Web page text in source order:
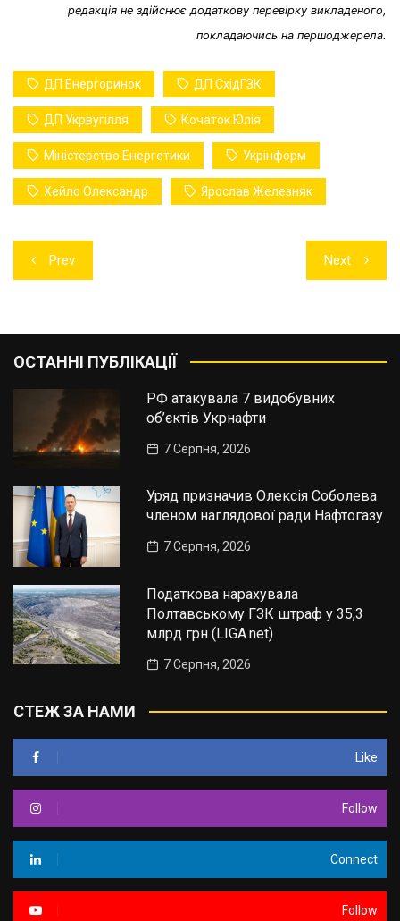
редакція не здійснює додаткову перевірку викладеного,
покладаючись на першоджерела.
ДП Енергоринок ДП СхідГЗК
ДП Укрвугілля Кочаток Юлія
Міністерство Енергетики Укрінформ
Хейло Олександр Ярослав Железняк
Навігація
записів
Prev Next
ОСТАННІ ПУБЛІКАЦІЇ
РФ атакувала 7 видобувних
об’єктів Укрнафти
7 Серпня, 2026
Уряд призначив Олексія Соболева
членом наглядової ради Нафтогазу
7 Серпня, 2026
Податкова нарахувала
Полтавському ГЗК штраф у 35,3
млрд грн (LIGA.net)
7 Серпня, 2026
СТЕЖ ЗА НАМИ
Like
Follow
Connect
Follow